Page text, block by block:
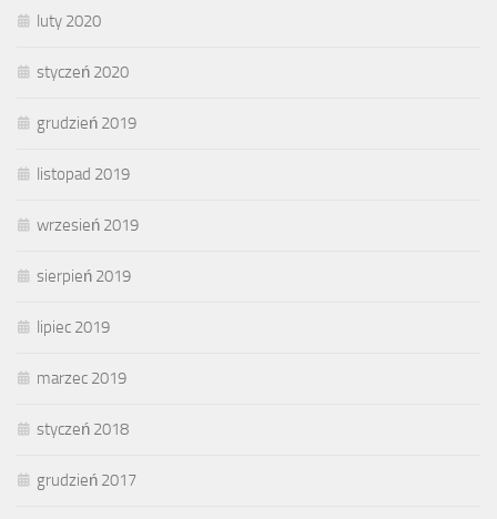
luty 2020
styczeń 2020
grudzień 2019
listopad 2019
wrzesień 2019
sierpień 2019
lipiec 2019
marzec 2019
styczeń 2018
grudzień 2017